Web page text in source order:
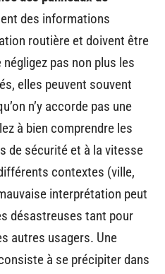
des informations
routière et doivent être
pas non plus les
elles peuvent souvent
n’y accorde pas une
à bien comprendre les
de sécurité et à la vitesse
contextes (ville,
interprétation peut
désastreuses tant pour
autres usagers. Une
à se précipiter dans